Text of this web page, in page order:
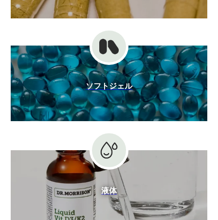
ソフトジェル
液体